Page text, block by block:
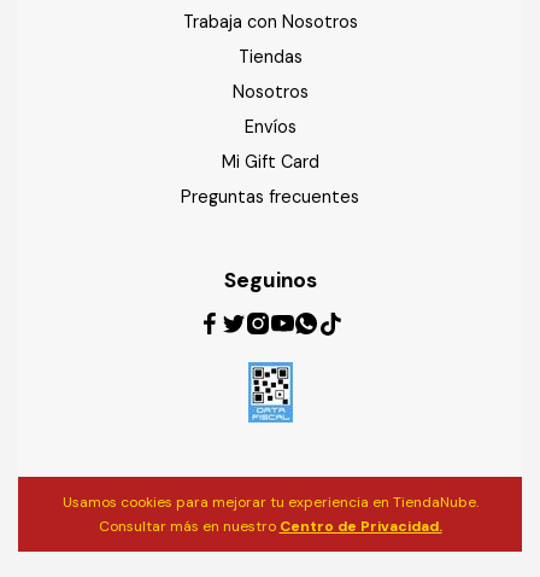
Trabaja con Nosotros
Tiendas
Nosotros
Envíos
Mi Gift Card
Preguntas frecuentes
Seguinos
Usamos cookies para mejorar tu experiencia en TiendaNube.
Consultar más en nuestro Centro de Privacidad.